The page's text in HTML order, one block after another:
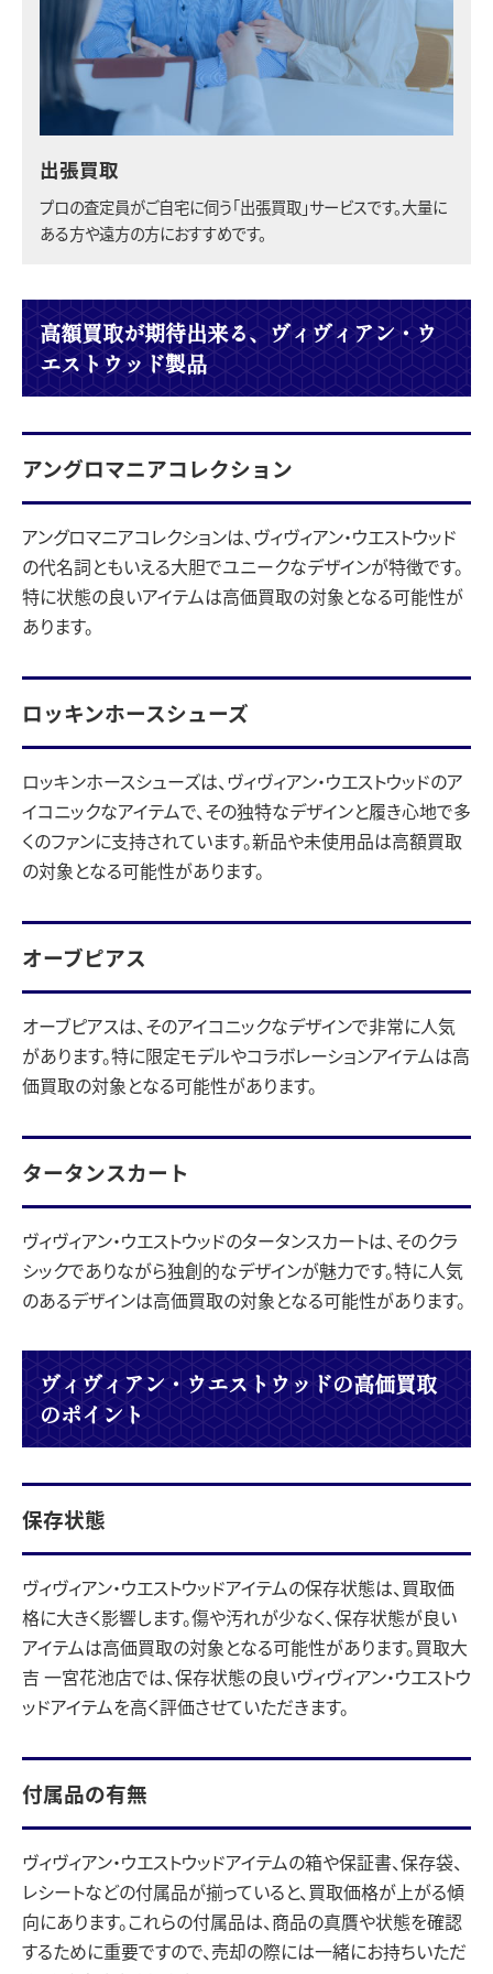
出張買取
プロの査定員がご自宅に伺う「出張買取」サービスです。大量に
ある方や遠方の方におすすめです。
高額買取が期待出来る、ヴィヴィアン・ウ
エストウッド製品
アングロマニアコレクション
アングロマニアコレクションは、ヴィヴィアン・ウエストウッド
の代名詞ともいえる大胆でユニークなデザインが特徴です。
特に状態の良いアイテムは高価買取の対象となる可能性が
あります。
ロッキンホースシューズ
ロッキンホースシューズは、ヴィヴィアン・ウエストウッドのア
イコニックなアイテムで、その独特なデザインと履き心地で多
くのファンに支持されています。新品や未使用品は高額買取
の対象となる可能性があります。
オーブピアス
オーブピアスは、そのアイコニックなデザインで非常に人気
があります。特に限定モデルやコラボレーションアイテムは高
価買取の対象となる可能性があります。
タータンスカート
ヴィヴィアン・ウエストウッドのタータンスカートは、そのクラ
シックでありながら独創的なデザインが魅力です。特に人気
のあるデザインは高価買取の対象となる可能性があります。
ヴィヴィアン・ウエストウッドの高価買取
のポイント
保存状態
ヴィヴィアン・ウエストウッドアイテムの保存状態は、買取価
格に大きく影響します。傷や汚れが少なく、保存状態が良い
アイテムは高価買取の対象となる可能性があります。買取大
吉 一宮花池店では、保存状態の良いヴィヴィアン・ウエストウ
ッドアイテムを高く評価させていただきます。
付属品の有無
ヴィヴィアン・ウエストウッドアイテムの箱や保証書、保存袋、
レシートなどの付属品が揃っていると、買取価格が上がる傾
向にあります。これらの付属品は、商品の真贋や状態を確認
するために重要ですので、売却の際には一緒にお持ちいただ